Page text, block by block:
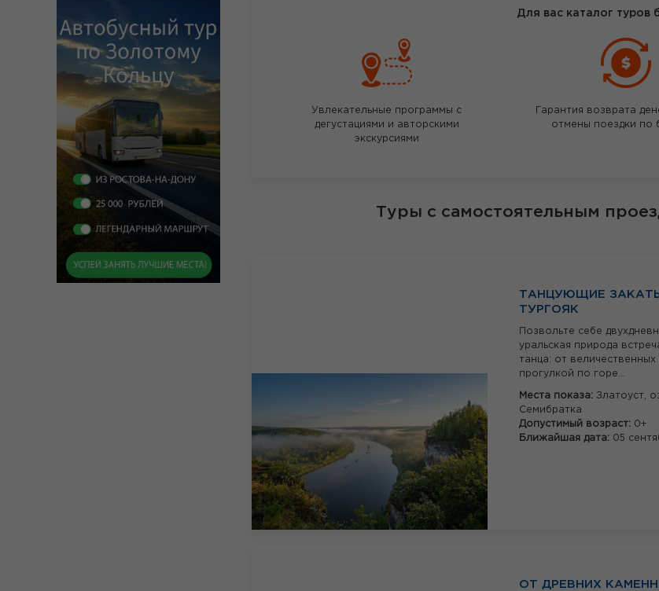
Для вас каталог туров
Увлекательные программы с
дегустациями и авторскими
экскурсиями
Гарантия возврата
отмены поездки по
Туры с самостоятельным
ТАНЦУЮЩИЕ
ТУРГОЯК
Позвольте себе
уральская природа
танца: от
прогулкой по горе...
Места показа: Златоуст,
Семибратка
Допустимый возраст: 0+
Ближайшая дата: 05
ОТ ДРЕВНИХ